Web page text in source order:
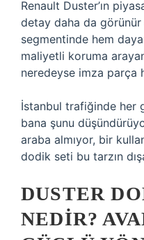
Renault Duster’ın
detay daha da
segmentinde hem
maliyetli koruma
neredeyse imza parça
İstanbul trafiğinde her
bana şunu
araba almıyor, bir
dodik seti bu tarzın
DUSTER
NEDIR?